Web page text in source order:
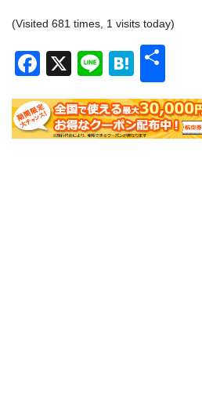
(Visited 681 times, 1 visits today)
Facebook
X LineHatena